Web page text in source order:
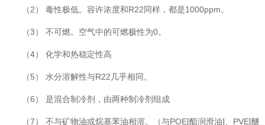
（2） 毒性极低。容许浓度和R22同样，都是1000ppm。
（3） 不可燃。空气中的可燃极性为0。
（4） 化学和热稳定性高
（5） 水分溶解性与R22几乎相同。
（6） 是混合制冷剂，由两种制冷剂组成
（7） 不与矿物油或烷基苯油相溶。（与POE[酯润滑油]、PVE[醚